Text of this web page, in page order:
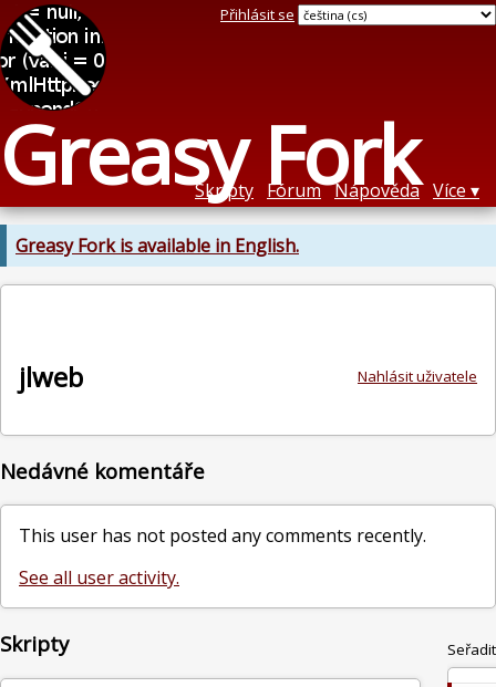
Greasy Fork
Přihlásit se
Skripty Fórum Nápověda Více
Greasy Fork is available in English.
Nahlásit uživatele
jlweb
Nedávné komentáře
This user has not posted any comments recently.
See all user activity.
Skripty